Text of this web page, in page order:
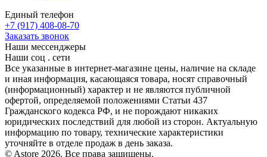
Единый телефон
+7 (917) 408-08-70
Заказать звонок
Наши мессенджеры
Наши соц . сети
Все указанные в интернет-магазине цены, наличие на складе
и иная информация, касающаяся товара, носят справочный
(информационный) характер и не являются публичной
офертой, определяемой положениями Статьи 437
Гражданского кодекса РФ, и не порождают никаких
юридических последствий для любой из сторон. Актуальную
информацию по товару, технические характеристики
уточняйте в отделе продаж в день заказа.
© Astore 2026. Все права защищены.